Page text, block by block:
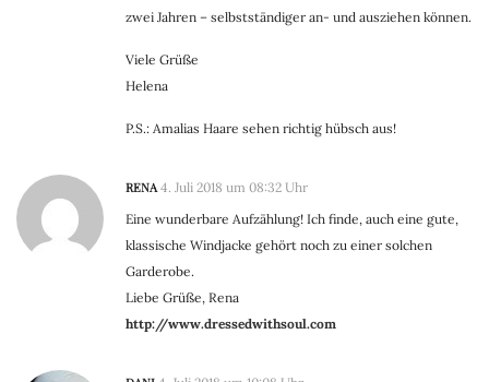
zwei Jahren – selbstständiger an- und ausziehen können.
Viele Grüße
Helena
P.S.: Amalias Haare sehen richtig hübsch aus!
RENA 4. Juli 2018 um 08:32 Uhr
Eine wunderbare Aufzählung! Ich finde, auch eine gute,
klassische Windjacke gehört noch zu einer solchen
Garderobe.
Liebe Grüße, Rena
http://www.dressedwithsoul.com